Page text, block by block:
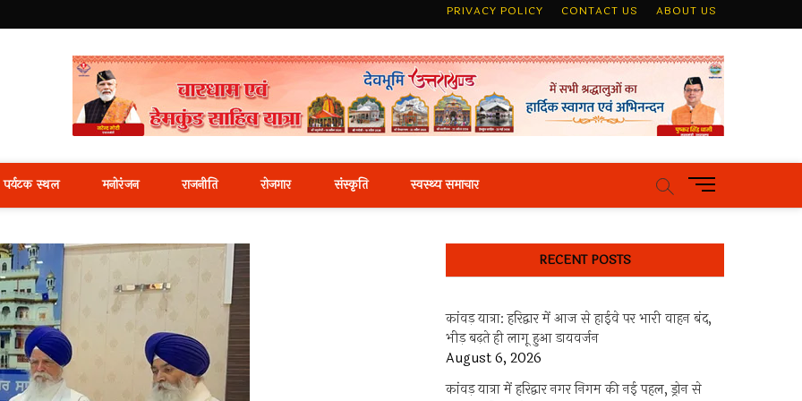
PRIVACY POLICY CONTACT US ABOUT US
News Portal
पर्यटक स्थल मनोरंजन राजनीति रोजगार संस्कृति स्वस्थ्य समाचार
M
e
u
u
t
RECENT POSTS
कांवड़ यात्रा: हरिद्वार में आज से हाईवे पर भारी वाहन बंद,
भीड़ बढ़ते ही लागू हुआ डायवर्जन
August 6, 2026
कांवड़ यात्रा में हरिद्वार नगर निगम की नई पहल, ड्रोन से